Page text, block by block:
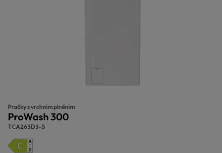
Pračky s vrchním plněním
ProWash 300
TCA263D3-S